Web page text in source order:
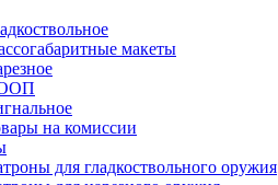
макеты
на комиссии
для гладкоствольного оружия